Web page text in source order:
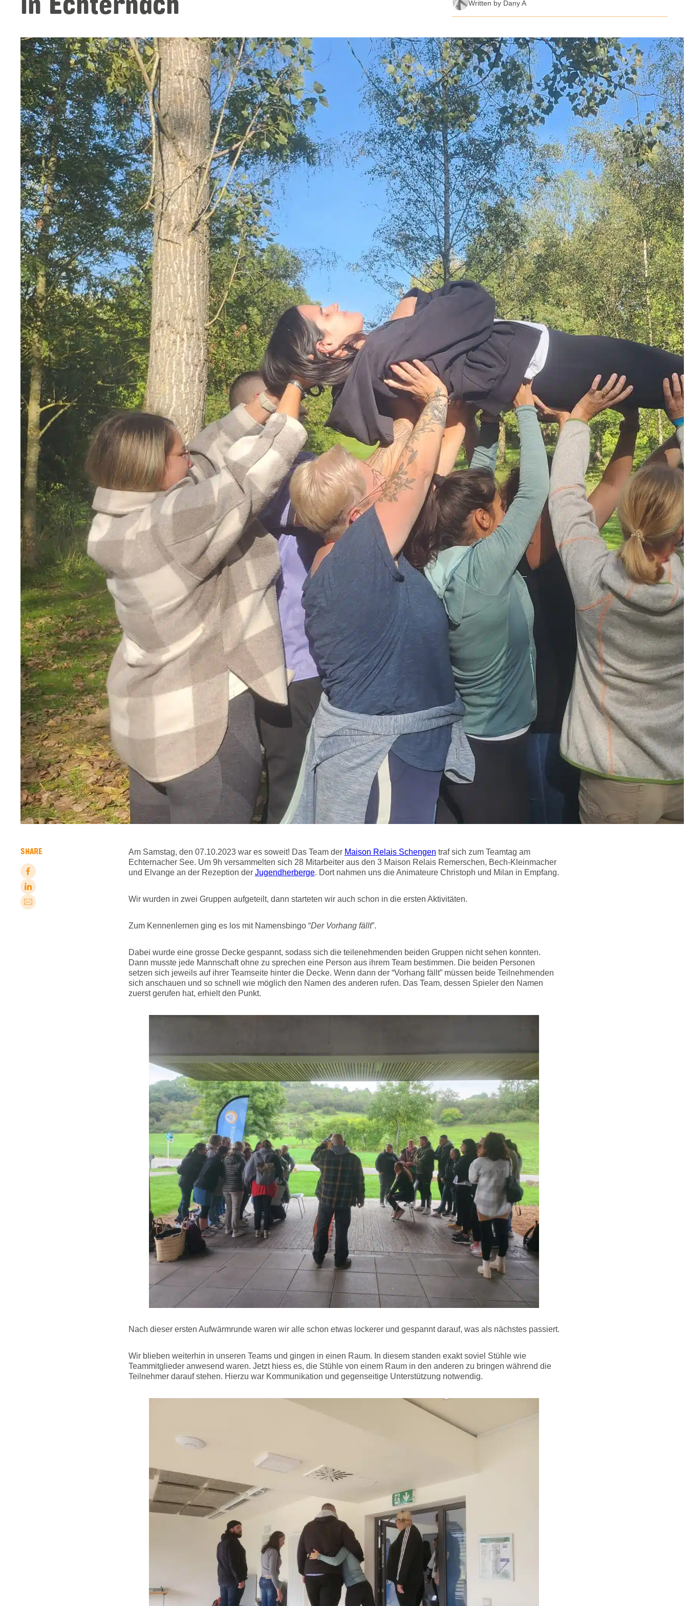
Written by Dany A
SHARE Am Samstag, den 07.10.2023 war es soweit! Das Team der Maison Relais Schengen traf sich zum Teamtag am
Echternacher See. Um 9h versammelten sich 28 Mitarbeiter aus den 3 Maison Relais Remerschen, Bech-Kleinmacher
und Elvange an der Rezeption der Jugendherberge. Dort nahmen uns die Animateure Christoph und Milan in Empfang.
Wir wurden in zwei Gruppen aufgeteilt, dann starteten wir auch schon in die ersten Aktivitäten.
Zum Kennenlernen ging es los mit Namensbingo “Der Vorhang fällt”.
Dabei wurde eine grosse Decke gespannt, sodass sich die teilenehmenden beiden Gruppen nicht sehen konnten.
Dann musste jede Mannschaft ohne zu sprechen eine Person aus ihrem Team bestimmen. Die beiden Personen
setzen sich jeweils auf ihrer Teamseite hinter die Decke. Wenn dann der “Vorhang fällt” müssen beide Teilnehmenden
sich anschauen und so schnell wie möglich den Namen des anderen rufen. Das Team, dessen Spieler den Namen
zuerst gerufen hat, erhielt den Punkt.
Nach dieser ersten Aufwärmrunde waren wir alle schon etwas lockerer und gespannt darauf, was als nächstes passiert.
Wir blieben weiterhin in unseren Teams und gingen in einen Raum. In diesem standen exakt soviel Stühle wie
Teammitglieder anwesend waren. Jetzt hiess es, die Stühle von einem Raum in den anderen zu bringen während die
Teilnehmer darauf stehen. Hierzu war Kommunikation und gegenseitige Unterstützung notwendig.